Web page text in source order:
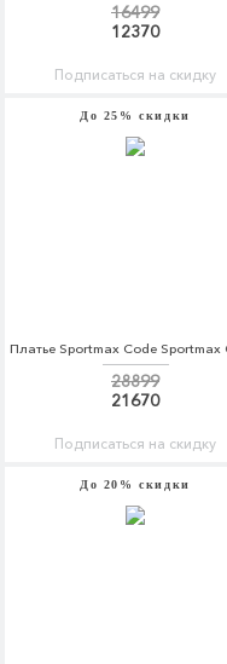
16499
12370
Подписаться на скидку
До 25% скидки
28899
21670
Подписаться на скидку
До 20% скидки